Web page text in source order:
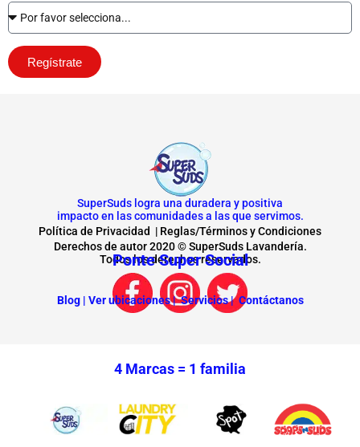
Regístrate
SuperSuds logra una duradera y positiva
impacto en las comunidades a las que servimos.
Política de Privacidad | Reglas/Términos y Condiciones
Derechos de autor 2020 © SuperSuds Lavandería.
Todos los derechos reservados.
Ponte Super Social
Blog | Ver ubicaciones |Servicios |Contáctanos
4 Marcas = 1 familia